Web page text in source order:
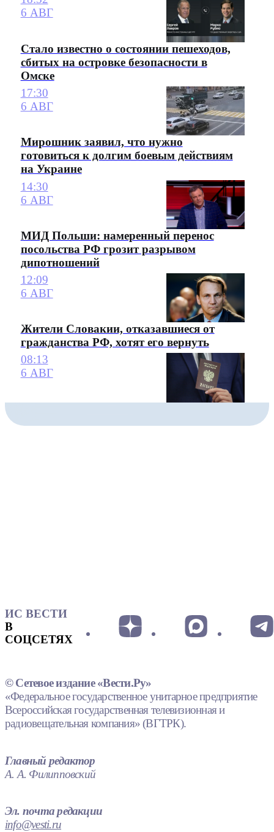
6 АВГ
Стало известно о состоянии пешеходов,
сбитых на островке безопасности в
Омске
17:30
6 АВГ
Мирошник заявил, что нужно
готовиться к долгим боевым действиям
на Украине
14:30
6 АВГ
МИД Польши: намеренный перенос
посольства РФ грозит разрывом
дипотношений
12:09
6 АВГ
Жители Словакии, отказавшиеся от
гражданства РФ, хотят его вернуть
08:13
6 АВГ
ИС ВЕСТИ
В
СОЦСЕТЯХ
© Сетевое издание «Вести.Ру»
«Федеральное государственное унитарное предприятие
Всероссийская государственная телевизионная и
радиовещательная компания» (ВГТРК).
Главный редактор
А. А. Филипповский
Эл. почта редакции
info@vesti.ru